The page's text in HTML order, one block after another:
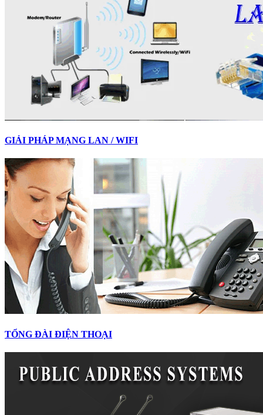
GIẢI PHÁP MẠNG LAN / WIFI
TỔNG ĐÀI ĐIỆN THOẠI